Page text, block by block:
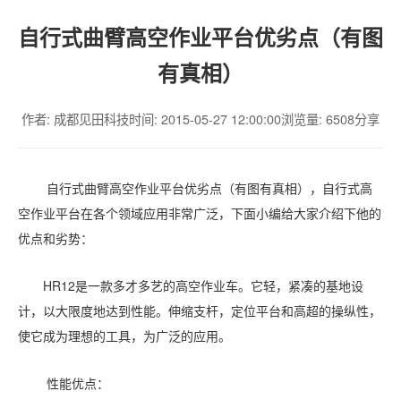
自行式曲臂高空作业平台优劣点（有图
有真相）
作者: 成都见田科技时间: 2015-05-27 12:00:00浏览量: 6508分享
自行式曲臂高空作业平台优劣点（有图有真相），自行式高
空作业平台在各个领域应用非常广泛，下面小编给大家介绍下他的
优点和劣势：
HR12是一款多才多艺的高空作业车。它轻，紧凑的基地设
计，以大限度地达到性能。伸缩支杆，定位平台和高超的操纵性，
使它成为理想的工具，为广泛的应用。
性能优点：